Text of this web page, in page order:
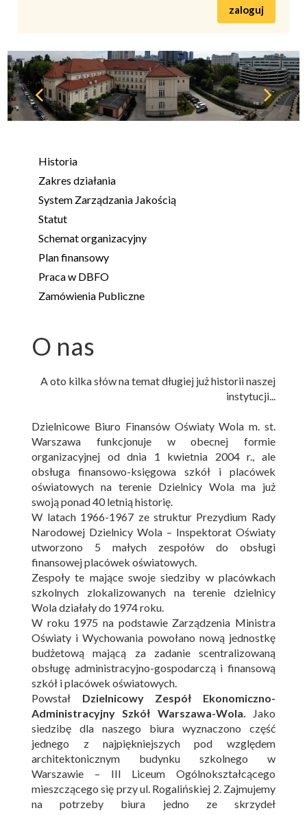
zaloguj
Historia
Zakres działania
System Zarządzania Jakością
Statut
Schemat organizacyjny
Plan finansowy
Praca w DBFO
Zamówienia Publiczne
O nas
A oto kilka słów na temat długiej już historii naszej
instytucji...
Dzielnicowe Biuro Finansów Oświaty Wola m. st.
Warszawa funkcjonuje w obecnej formie
organizacyjnej od dnia 1 kwietnia 2004 r., ale
obsługa finansowo-księgowa szkół i placówek
oświatowych na terenie Dzielnicy Wola ma już
swoją ponad 40 letnią historię.
W latach 1966-1967 ze struktur Prezydium Rady
Narodowej Dzielnicy Wola – Inspektorat Oświaty
utworzono 5 małych zespołów do obsługi
finansowej placówek oświatowych.
Zespoły te mające swoje siedziby w placówkach
szkolnych zlokalizowanych na terenie dzielnicy
Wola działały do 1974 roku.
W roku 1975 na podstawie Zarządzenia Ministra
Oświaty i Wychowania powołano nową jednostkę
budżetową mającą za zadanie scentralizowaną
obsługę administracyjno-gospodarczą i finansową
szkół i placówek oświatowych.
Powstał Dzielnicowy Zespół Ekonomiczno-
Administracyjny Szkół Warszawa-Wola.
Jako
siedzibę dla naszego biura wyznaczono część
jednego z najpiękniejszych pod względem
architektonicznym budynku szkolnego w
Warszawie – III Liceum Ogólnokształcącego
mieszczącego się przy ul. Rogalińskiej 2. Zajmujemy
na potrzeby biura jedno ze skrzydeł